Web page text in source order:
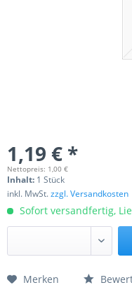
1,19 € *
Nettopreis: 1,00 €
Inhalt: 1 Stück
inkl. MwSt.zzgl. Versandkosten
Sofort versandfertig,
Preis anfragen
Merken